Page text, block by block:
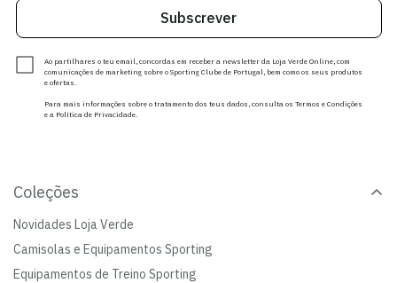
Subscrever
Ao partilhares o teu email, concordas em receber a newsletter da Loja Verde Online, com
comunicações de marketing sobre o Sporting Clube de Portugal, bem como os seus produtos
e ofertas.
Para mais informações sobre o tratamento dos teus dados, consulta os Termos e Condições
e a Política de Privacidade.
Coleções
Novidades Loja Verde
Camisolas e Equipamentos Sporting
Equipamentos de Treino Sporting